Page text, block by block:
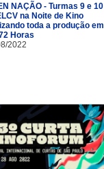
NAÇÃO - Turmas 9 e 10
na Noite de Kino
toda a produção em
Horas
2022